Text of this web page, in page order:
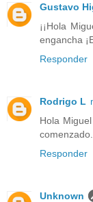
Gustavo
¡¡Hola
engancha
Responder
Rodrigo L
Hola
Responder
Unknown